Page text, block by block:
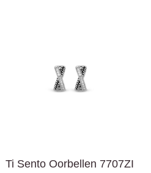
Ti Sento Oorbellen 7707ZI